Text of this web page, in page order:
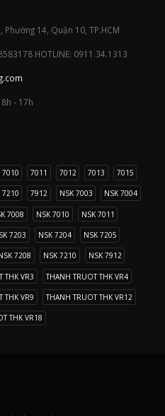
Phường 14, Quận 10, TP.HCM
HOTLINE: 0911.34.1313
- 17h
7010 7011 7012 7013 7015
7210 7912 NSK 7003 NSK 7004
7008 NSK 7010 NSK 7011
7203 NSK 7204 NSK 7205
7208 NSK 7210 NSK 7912
THK VR3 THANH TRUOT THK VR4
THK VR9 THANH TRUOT THK VR12
THK VR18